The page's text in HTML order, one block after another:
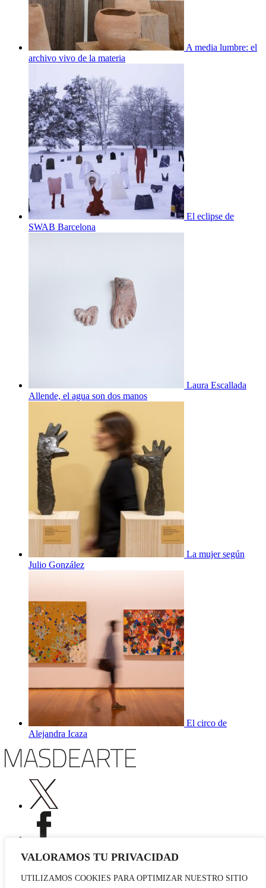
VALORAMOS TU PRIVACIDAD
UTILIZAMOS COOKIES PARA OPTIMIZAR NUESTRO SITIO
A media lumbre: el
archivo vivo de la materia
El eclipse de
SWAB Barcelona
Laura Escallada
Allende, el agua son dos manos
La mujer según
Julio González
El circo de
Alejandra Icaza